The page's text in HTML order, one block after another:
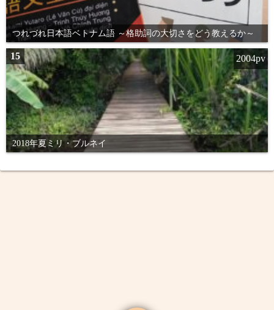
つれづれ日本語ベトナム語 ～格助詞の大切さをどう教えるか～
15
2018年夏ミリ・ブルネイ
2004pv